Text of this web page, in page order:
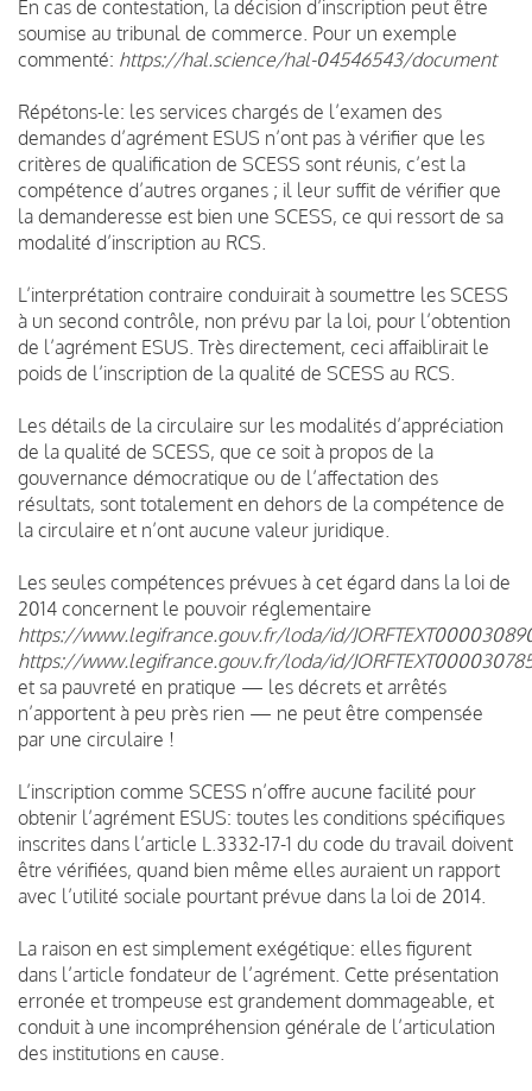
En cas de contestation, la décision d’inscription peut être
soumise au tribunal de commerce. Pour un exemple
commenté: https://hal.science/hal-04546543/document
Répétons-le: les services chargés de l’examen des
demandes d’agrément ESUS n’ont pas à vérifier que les
critères de qualification de SCESS sont réunis, c’est la
compétence d’autres organes ; il leur suffit de vérifier que
la demanderesse est bien une SCESS, ce qui ressort de sa
modalité d’inscription au RCS.
L’interprétation contraire conduirait à soumettre les SCESS
à un second contrôle, non prévu par la loi, pour l’obtention
de l’agrément ESUS. Très directement, ceci affaiblirait le
poids de l’inscription de la qualité de SCESS au RCS.
Les détails de la circulaire sur les modalités d’appréciation
de la qualité de SCESS, que ce soit à propos de la
gouvernance démocratique ou de l’affectation des
résultats, sont totalement en dehors de la compétence de
la circulaire et n’ont aucune valeur juridique.
Les seules compétences prévues à cet égard dans la loi de
2014 concernent le pouvoir réglementaire
https://www.legifrance.gouv.fr/loda/id/
https://www.legifrance.gouv.fr/loda/id/
et sa pauvreté en pratique — les décrets et arrêtés
n’apportent à peu près rien — ne peut être compensée
par une circulaire !
L’inscription comme SCESS n’offre aucune facilité pour
obtenir l’agrément ESUS: toutes les conditions spécifiques
inscrites dans l’article L.3332-17-1 du code du travail doivent
être vérifiées, quand bien même elles auraient un rapport
avec l’utilité sociale pourtant prévue dans la loi de 2014.
La raison en est simplement exégétique: elles figurent
dans l’article fondateur de l’agrément. Cette présentation
erronée et trompeuse est grandement dommageable, et
conduit à une incompréhension générale de l’articulation
des institutions en cause.